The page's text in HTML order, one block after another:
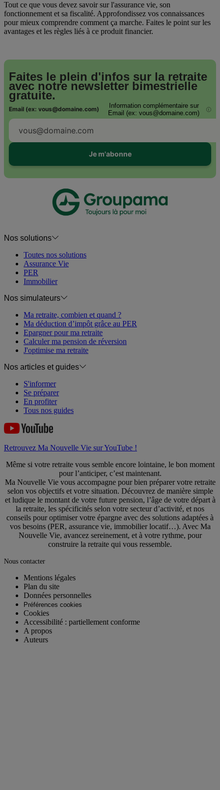
Tout ce que vous devez savoir sur l'assurance vie, son
fonctionnement et sa fiscalité. Approfondissez vos connaissances
pour mieux comprendre comment ça marche. Faites le point sur les
avantages et les règles liés à ce produit financier.
Faites le plein d'infos sur la retraite
avec notre newsletter bimestrielle
gratuite.
Email (ex: vous@domaine.com)
Information complémentaire sur
Email (ex: vous@domaine.com)
i
Je m'abonne
Nos solutions
Toutes nos solutions
Assurance Vie
PER
Immobilier
Nos simulateurs
Ma retraite, combien et quand ?
Ma déduction d’impôt grâce au PER
Epargner pour ma retraite
Calculer ma pension de réversion
J'optimise ma retraite
Nos articles et guides
S'informer
Se préparer
En profiter
Tous nos guides
Retrouvez Ma Nouvelle Vie sur YouTube !
Même si votre retraite vous semble encore lointaine, le bon moment
pour l’anticiper, c’est maintenant.
Ma Nouvelle Vie vous accompagne pour bien préparer votre retraite
selon vos objectifs et votre situation. Découvrez de manière simple
et ludique le montant de votre future pension, l’âge de votre départ à
la retraite, les spécificités selon votre secteur d’activité, et nos
conseils pour optimiser votre épargne avec des solutions adaptées à
vos besoins (PER, assurance vie, immobilier locatif…). Avec Ma
Nouvelle Vie, avancez sereinement, et à votre rythme, pour
construire la retraite qui vous ressemble.
Nous contacter
Mentions légales
Plan du site
Données personnelles
Préférences cookies
Cookies
Accessibilité : partiellement conforme
A propos
Auteurs